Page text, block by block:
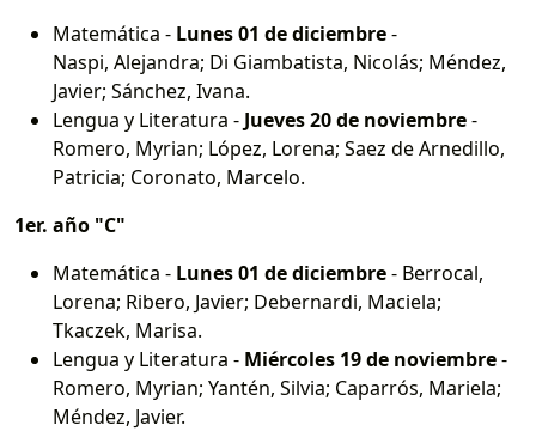
Matemática - Lunes 01 de diciembre-
Naspi, Alejandra; Di Giambatista, Nicolás; Méndez,
Javier; Sánchez, Ivana.
Lengua y Literatura - Jueves 20 de noviembre-
Romero, Myrian; López, Lorena; Saez de Arnedillo,
Patricia; Coronato, Marcelo.
1er. año "C"
Matemática - Lunes 01 de diciembre- Berrocal,
Lorena; Ribero, Javier; Debernardi, Maciela;
Tkaczek, Marisa.
Lengua y Literatura - Miércoles 19 de noviembre-
Romero, Myrian; Yantén, Silvia; Caparrós, Mariela;
Méndez, Javier.